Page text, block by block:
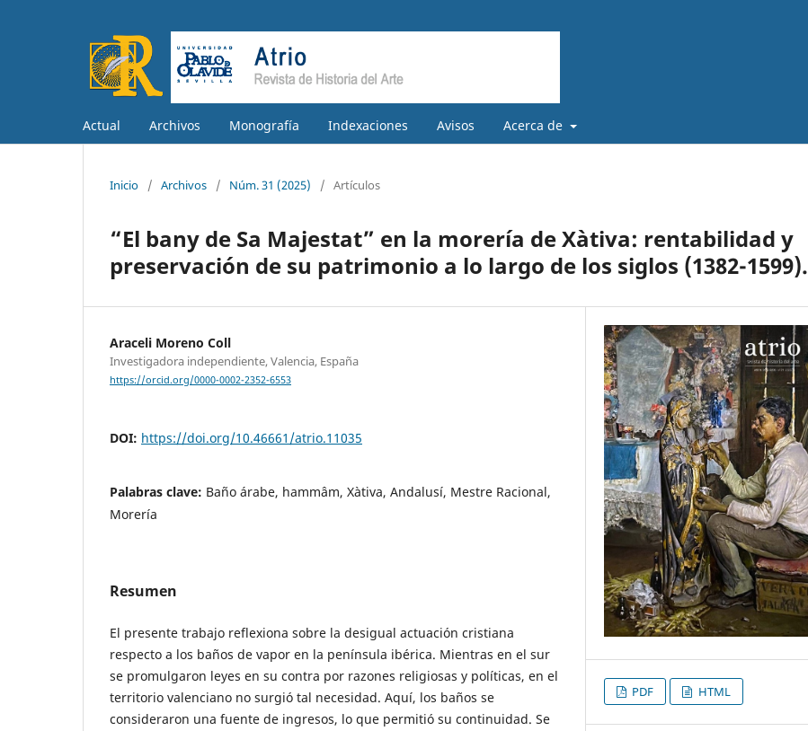
Actual Archivos Monografía Indexaciones Avisos Acerca de
Inicio / Archivos / Núm. 31 (2025) / Artículos
“El bany de Sa Majestat” en la morería de Xàtiva: rentabilidad y
preservación de su patrimonio a lo largo de los siglos (1382-1599).
Araceli Moreno Coll
Investigadora independiente, Valencia, España
https://orcid.org/0000-0002-2352-6553
DOI: https://doi.org/10.46661/atrio.11035
Palabras clave: Baño árabe, hammâm, Xàtiva, Andalusí, Mestre Racional,
Morería
Resumen
El presente trabajo reflexiona sobre la desigual actuación cristiana
respecto a los baños de vapor en la península ibérica. Mientras en el sur
se promulgaron leyes en su contra por razones religiosas y políticas, en el
territorio valenciano no surgió tal necesidad. Aquí, los baños se
consideraron una fuente de ingresos, lo que permitió su continuidad. Se
PDF HTML